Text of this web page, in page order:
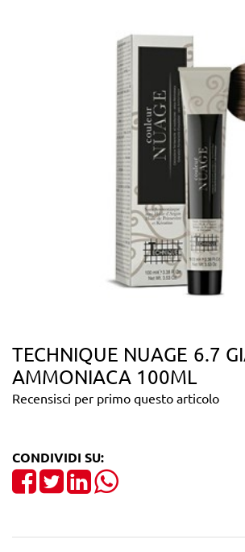
TECHNIQUE NUAGE 6.7
AMMONIACA 100ML
Recensisci per primo questo articolo
CONDIVIDI SU:
Share on Facebook
TweetShare on LinkedIn